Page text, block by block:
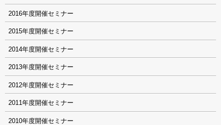
2016
2015
2014
2013
2012
2011
2010